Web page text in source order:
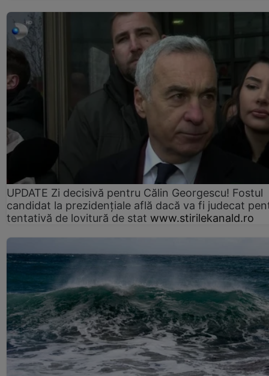
UPDATE Zi decisivă pentru Călin Georgescu! Fostul
candidat la prezidențiale află dacă va fi judecat
tentativă de lovitură de stat www.stirilekanald.ro